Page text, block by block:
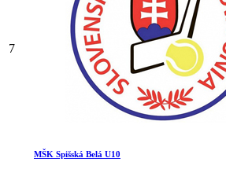
7
MŠK Spišská Belá U10